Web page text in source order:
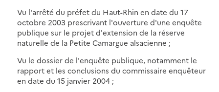
Vu l'arrêté du préfet du Haut-Rhin en date du 17
octobre 2003 prescrivant l'ouverture d'une enquête
publique sur le projet d'extension de la réserve
naturelle de la Petite Camargue alsacienne ;
Vu le dossier de l'enquête publique, notamment le
rapport et les conclusions du commissaire enquêteur
en date du 15 janvier 2004 ;